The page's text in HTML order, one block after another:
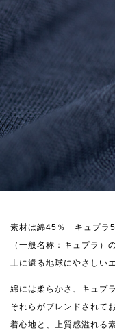
素材は綿45％ キュプラ
（一般名称：キュプラ）
土に還る地球にやさしい
綿には柔らかさ、キュプ
それらがブレンドされて
着心地と、上質感溢れる